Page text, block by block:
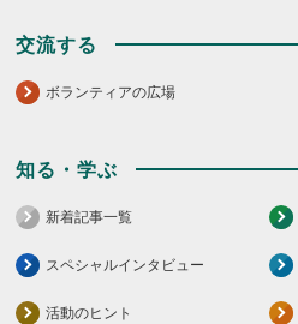
交流する
ボランティアの広場
知る・学ぶ
新着記事一覧
スペシャルインタビュー
活動のヒント